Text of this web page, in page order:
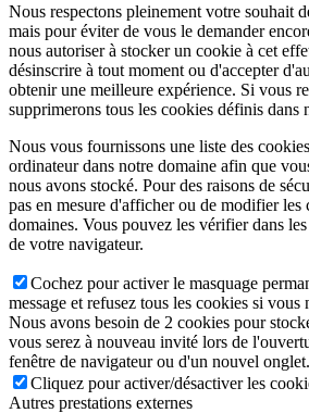
Nous respectons pleinement votre souhait
mais pour éviter de vous le demander
nous autoriser à stocker un cookie à cet
désinscrire à tout moment ou d'accepter
obtenir une meilleure expérience. Si vous
supprimerons tous les cookies définis dans
Nous vous fournissons une liste des
ordinateur dans notre domaine afin que
nous avons stocké. Pour des raisons de
pas en mesure d'afficher ou de modifier les
domaines. Vous pouvez les vérifier dans
de votre navigateur.
Cochez pour activer le masquage
message et refusez tous les cookies si vous
Nous avons besoin de 2 cookies pour
vous serez à nouveau invité lors de
fenêtre de navigateur ou d'un nouvel onglet.
Cliquez pour activer/désactiver les
Autres prestations externes